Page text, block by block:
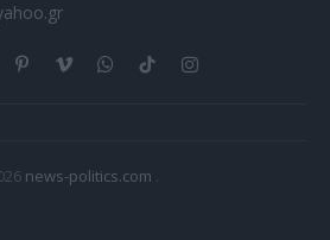
PinterestVimeoWhatsApp
TikTokInstagram
news-politics.com .